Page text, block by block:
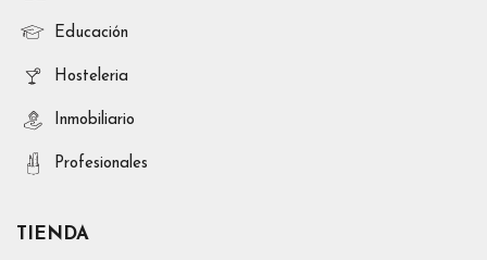
Educación
Hosteleria
Inmobiliario
Profesionales
TIENDA